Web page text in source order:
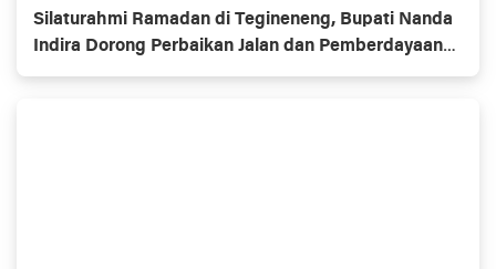
Silaturahmi Ramadan di Tegineneng, Bupati Nanda
Indira Dorong Perbaikan Jalan dan Pemberdayaan
UMKM